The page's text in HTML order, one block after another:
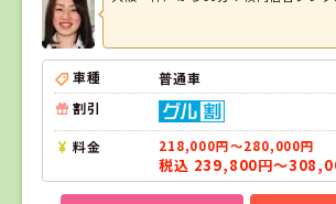
車種
普通車
割引
料金 218,000円～280,000円
税込 239,800円～